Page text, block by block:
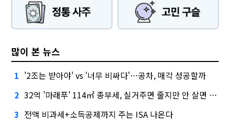
많이 본 뉴스
1 '2조는 받아야' vs '너무 비싸다'…공차, 매각 성공할까
2 32억 '마래푸' 114㎡ 종부세, 실거주면 줄지만 안 살면 2.5배
3 전액 비과세+소득공제까지 주는 ISA 나온다